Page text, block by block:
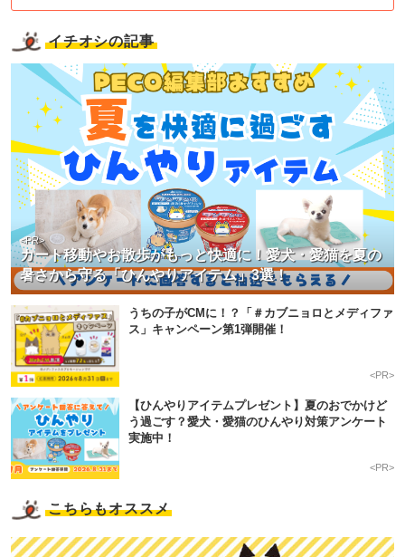
イチオシの記事
カート移動やお散歩がもっと快適に！愛犬・愛猫を夏の
暑さから守る「ひんやりアイテム」3選！
<PR>
うちの子がCMに！？「＃カブニョロとメディファ
ス」キャンペーン第1弾開催！
<PR>
【ひんやりアイテムプレゼント】夏のおでかけど
う過ごす？愛犬・愛猫のひんやり対策アンケート
実施中！
<PR>
こちらもオススメ